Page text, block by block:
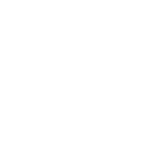
में मदद मिलती है और उपचार अधिक सुरक्षित व भरोसे के